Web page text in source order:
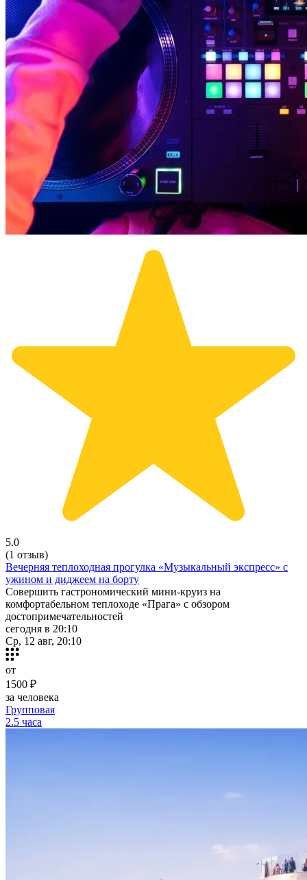
5.0
(1 отзыв)
Вечерняя теплоходная прогулка «Музыкальный экспресс» с
ужином и диджеем на борту
Совершить гастрономический мини-круиз на
комфортабельном теплоходе «Прага» с обзором
достопримечательностей
сегодня в 20:10
Ср, 12 авг, 20:10
от
1500 ₽
за человека
Групповая
2.5 часа